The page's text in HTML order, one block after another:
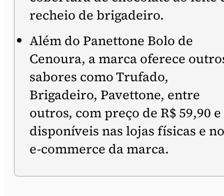
recheio de brigadeiro.
Além do Panettone Bolo de
Cenoura, a marca oferece
sabores como Trufado,
Brigadeiro, Pavettone, entre
outros, com preço de R$ 59,90 e
disponíveis nas lojas físicas e no
e-commerce da marca.